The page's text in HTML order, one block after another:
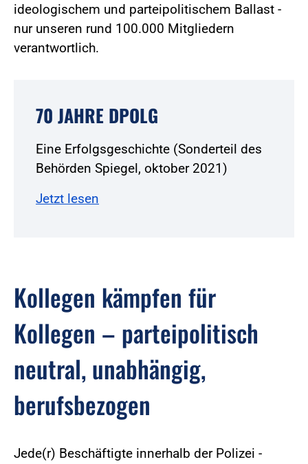
ideologischem und parteipolitischem Ballast -
nur unseren rund 100.000 Mitgliedern
verantwortlich.
70 JAHRE DPOLG
Eine Erfolgsgeschichte (Sonderteil des
Behörden Spiegel, oktober 2021)
Jetzt lesen
Kollegen kämpfen für
Kollegen – parteipolitisch
neutral, unabhängig,
berufsbezogen
Jede(r) Beschäftigte innerhalb der Polizei -